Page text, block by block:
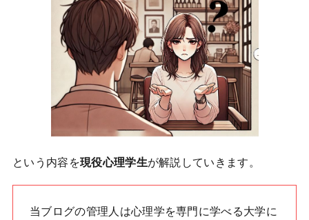
という内容を現役心理学生が解説していきます。
当ブログの管理人は心理学を専門に学べる大学に